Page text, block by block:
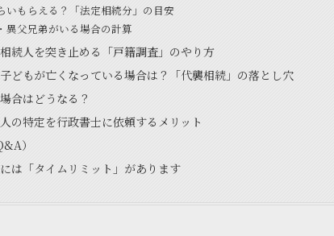
いもらえる？「法定相続分」の目安
異父兄弟がいる場合の計算
続人を突き止める「戸籍調査」のやり方
どもが亡くなっている場合は？「代襲相続」の落とし穴
合はどうなる？
の特定を行政書士に依頼するメリット
）
は「タイムリミット」があります